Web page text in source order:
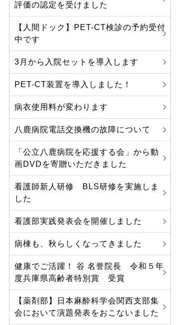
評価の認定を受けました
【人間ドック】PET-CT検診の予約受付
中です
3月から入院セットを導入します
PET-CT装置を導入しました！
病衣使用料が変わります
八鹿病院電話交換機の故障について
「公立八鹿病院を応援する会」から動
画DVDを寄贈いただきました
看護師新人研修 BLS研修を実施しま
した
看護部実践発表会を開催しました
病棟も、秋らしくなってきました
健康でご活躍！ 谷 名誉院長 令和５年
度兵庫県高齢者特別賞 受賞
【薬剤部】日本麻酔科学会関西支部集
会において演題発表をおこないました